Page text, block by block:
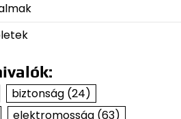
biztonság(24)
elektromosság(63)